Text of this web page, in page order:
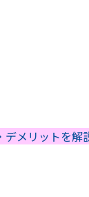
デメリットを解